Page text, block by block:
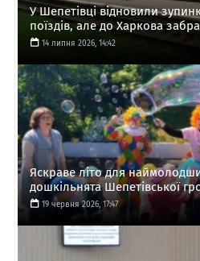
У Шепетівці відновили
поїздів, але до Харкова
14 липня 2026, 14:42
Яскраве літо для
дошкільнята Шепетівської
19 червня 2026, 17:47